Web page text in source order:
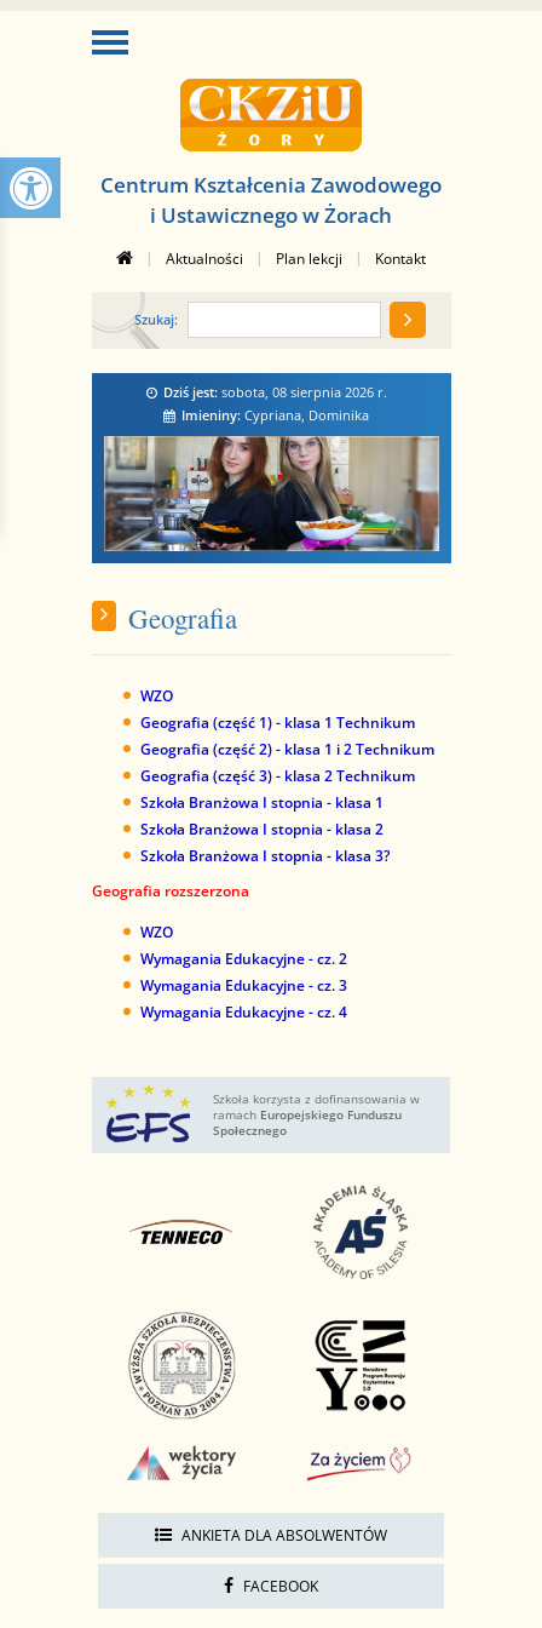
Centrum Kształcenia Zawodowego
i Ustawicznego w Żorach
| Aktualności | Plan lekcji | Kontakt
Szukaj:
Dziś jest: sobota, 08 sierpnia 2026r.
Imieniny: Cypriana, Dominika
Geografia
WZO
Geografia (część 1) - klasa 1 Technikum
Geografia (część 2) - klasa 1 i 2 Technikum
Geografia (część 3) - klasa 2 Technikum
Szkoła Branżowa I stopnia - klasa 1
Szkoła Branżowa I stopnia - klasa 2
Szkoła Branżowa I stopnia - klasa 3?
Geografia rozszerzona
WZO
Wymagania Edukacyjne - cz. 2
Wymagania Edukacyjne - cz. 3
Wymagania Edukacyjne - cz. 4
Szkoła korzysta z dofinansowania w
ramach Europejskiego Funduszu
Społecznego
ANKIETA DLA ABSOLWENTÓW
FACEBOOK